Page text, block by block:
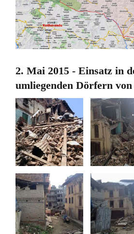
2. Mai 2015 - Einsatz in
umliegenden Dörfern